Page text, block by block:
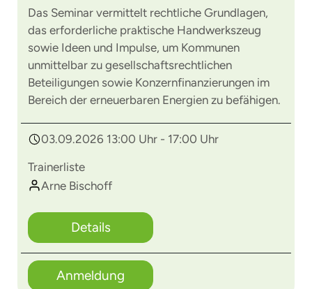
Das Seminar vermittelt rechtliche Grundlagen,
das erforderliche praktische Handwerkszeug
sowie Ideen und Impulse, um Kommunen
unmittelbar zu gesellschaftsrechtlichen
Beteiligungen sowie Konzernfinanzierungen im
Bereich der erneuerbaren Energien zu befähigen.
03.09.2026 13:00 Uhr - 17:00 Uhr
Trainerliste
Arne Bischoff
Details
Anmeldung